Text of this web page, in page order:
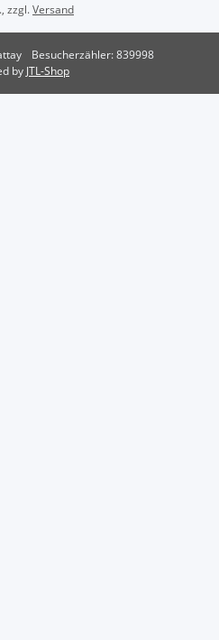
zzgl.Versand
Besucherzähler: 839998
by JTL-Shop